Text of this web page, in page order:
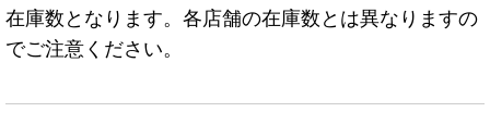
在庫数となります。各店舗の在庫数とは異なりますの
でご注意ください。